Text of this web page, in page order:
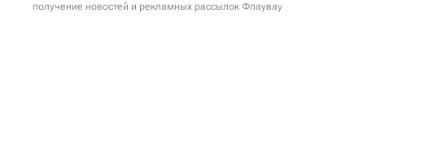
получение новостей и рекламных рассылок Флаувау